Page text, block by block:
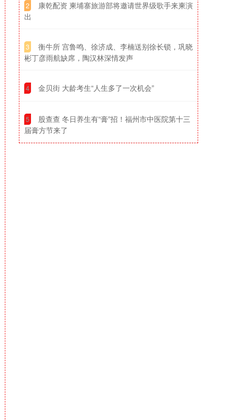
2
​康乾配资 柬埔寨旅游部将邀请世界级歌手来柬演
出
3
​衡牛所 宫鲁鸣、徐济成、李楠送别徐长锁，巩晓
彬丁彦雨航缺席，陶汉林深情发声
4 ​金贝街 大龄考生“人生多了一次机会”
5
​股查查 冬日养生有“膏”招！福州市中医院第十三
届膏方节来了